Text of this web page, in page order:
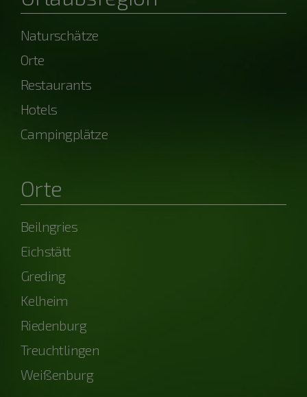
Naturschätze
Orte
Restaurants
Hotels
Campingplätze
Orte
Beilngries
Eichstätt
Greding
Kelheim
Riedenburg
Treuchtlingen
Weißenburg